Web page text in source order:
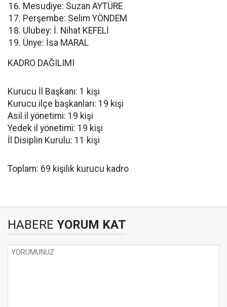
Mesudiye: Suzan AYTÜRE
Perşembe: Selim YÖNDEM
Ulubey: İ. Nihat KEFELİ
Ünye: İsa MARAL
KADRO DAĞILIMI
Kurucu İl Başkanı: 1 kişi
Kurucu ilçe başkanları: 19 kişi
Asil il yönetimi: 19 kişi
Yedek il yönetimi: 19 kişi
İl Disiplin Kurulu: 11 kişi
Toplam: 69 kişilik kurucu kadro
HABERE YORUM KAT